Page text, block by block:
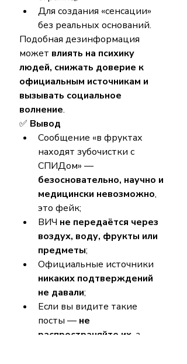
Для создания «сенсации»
без реальных оснований.
Подобная дезинформация
может влиять на психику
людей, снижать доверие к
официальным источникам и
вызывать социальное
волнение.
✅ Вывод
Сообщение «в фруктах
находят зубочистки с
СПИДом» —
безосновательно, научно и
медицински невозможно,
это фейк;
ВИЧ не передаётся через
воздух, воду, фрукты или
предметы;
Официальные источники
никаких подтверждений
не давали;
Если вы видите такие
посты — не
распространяйте их , а